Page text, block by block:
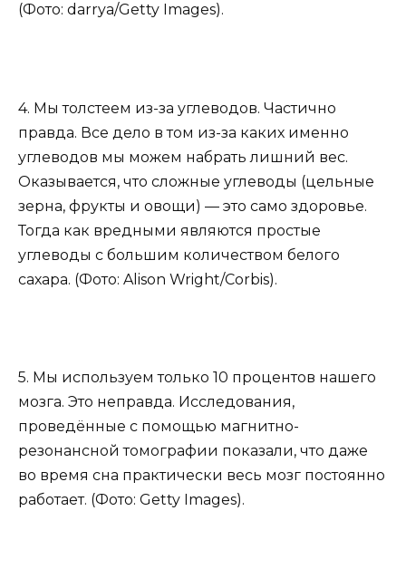
(Фото: darrya/Getty Images).
4. Мы толстеем из-за углеводов. Частично
правда. Все дело в том из-за каких именно
углеводов мы можем набрать лишний вес.
Оказывается, что сложные углеводы (цельные
зерна, фрукты и овощи) — это само здоровье.
Тогда как вредными являются простые
углеводы с большим количеством белого
сахара. (Фото: Alison Wright/Corbis).
5. Мы используем только 10 процентов нашего
мозга. Это неправда. Исследования,
проведённые с помощью магнитно-
резонансной томографии показали, что даже
во время сна практически весь мозг постоянно
работает. (Фото: Getty Images).